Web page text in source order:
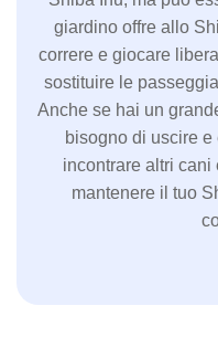
giardino offre allo
correre e giocare
sostituire le
Anche se hai un
bisogno di uscire
incontrare altri cani
mantenere il tuo